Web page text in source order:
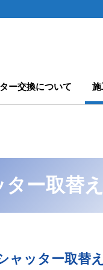
ー交換について 施
ー取替
ッター取替